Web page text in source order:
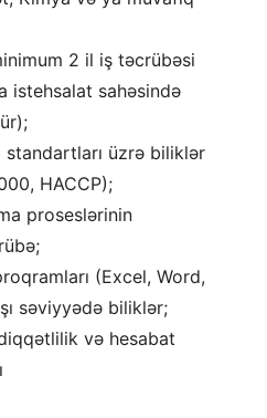
2 il iş təcrübəsi
istehsalat sahəsində
üzrə biliklər
HACCP);
proseslərinin
(Excel, Word,
səviyyədə biliklər;
və hesabat